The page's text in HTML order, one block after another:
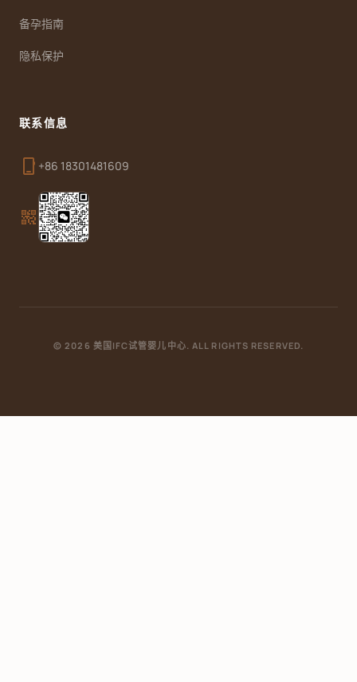
备孕指南
隐私保护
联系信息
phone_iphone +86 18301481609
qr_code_2
© 2026 美国IFC试管婴儿中心. ALL RIGHTS RESERVED.